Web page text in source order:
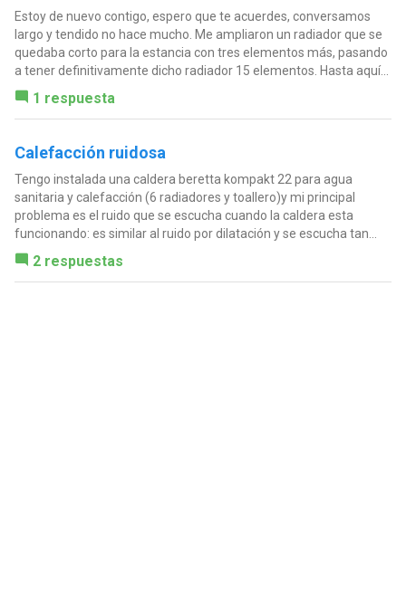
Estoy de nuevo contigo, espero que te acuerdes, conversamos
largo y tendido no hace mucho. Me ampliaron un radiador que se
quedaba corto para la estancia con tres elementos más, pasando
a tener definitivamente dicho radiador 15 elementos. Hasta aquí...
1 respuesta
Calefacción ruidosa
Tengo instalada una caldera beretta kompakt 22 para agua
sanitaria y calefacción (6 radiadores y toallero)y mi principal
problema es el ruido que se escucha cuando la caldera esta
funcionando: es similar al ruido por dilatación y se escucha tan...
2 respuestas